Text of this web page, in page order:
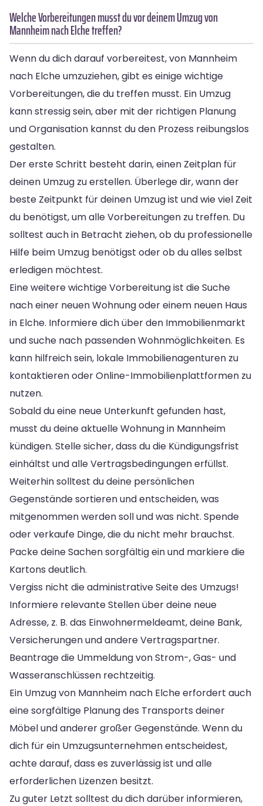
Welche Vorbereitungen musst du vor deinem Umzug von
Mannheim nach Elche treffen?
Wenn du dich darauf vorbereitest, von Mannheim
nach Elche umzuziehen, gibt es einige wichtige
Vorbereitungen, die du treffen musst. Ein Umzug
kann stressig sein, aber mit der richtigen Planung
und Organisation kannst du den Prozess reibungslos
gestalten.
Der erste Schritt besteht darin, einen Zeitplan für
deinen Umzug zu erstellen. Überlege dir, wann der
beste Zeitpunkt für deinen Umzug ist und wie viel Zeit
du benötigst, um alle Vorbereitungen zu treffen. Du
solltest auch in Betracht ziehen, ob du professionelle
Hilfe beim Umzug benötigst oder ob du alles selbst
erledigen möchtest.
Eine weitere wichtige Vorbereitung ist die Suche
nach einer neuen Wohnung oder einem neuen Haus
in Elche. Informiere dich über den Immobilienmarkt
und suche nach passenden Wohnmöglichkeiten. Es
kann hilfreich sein, lokale Immobilienagenturen zu
kontaktieren oder Online-Immobilienplattformen zu
nutzen.
Sobald du eine neue Unterkunft gefunden hast,
musst du deine aktuelle Wohnung in Mannheim
kündigen. Stelle sicher, dass du die Kündigungsfrist
einhältst und alle Vertragsbedingungen erfüllst.
Weiterhin solltest du deine persönlichen
Gegenstände sortieren und entscheiden, was
mitgenommen werden soll und was nicht. Spende
oder verkaufe Dinge, die du nicht mehr brauchst.
Packe deine Sachen sorgfältig ein und markiere die
Kartons deutlich.
Vergiss nicht die administrative Seite des Umzugs!
Informiere relevante Stellen über deine neue
Adresse, z. B. das Einwohnermeldeamt, deine Bank,
Versicherungen und andere Vertragspartner.
Beantrage die Ummeldung von Strom-, Gas- und
Wasseranschlüssen rechtzeitig.
Ein Umzug von Mannheim nach Elche erfordert auch
eine sorgfältige Planung des Transports deiner
Möbel und anderer großer Gegenstände. Wenn du
dich für ein Umzugsunternehmen entscheidest,
achte darauf, dass es zuverlässig ist und alle
erforderlichen Lizenzen besitzt.
Zu guter Letzt solltest du dich darüber informieren,